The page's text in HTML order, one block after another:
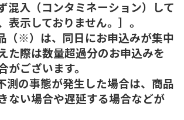
混入（コンタミネーション）して
表示しておりません。］。
（※）は、同日にお申込みが集中
た際は数量超過分のお申込みを
がございます。
測の事態が発生した場合は、商品
ない場合や遅延する場合などが